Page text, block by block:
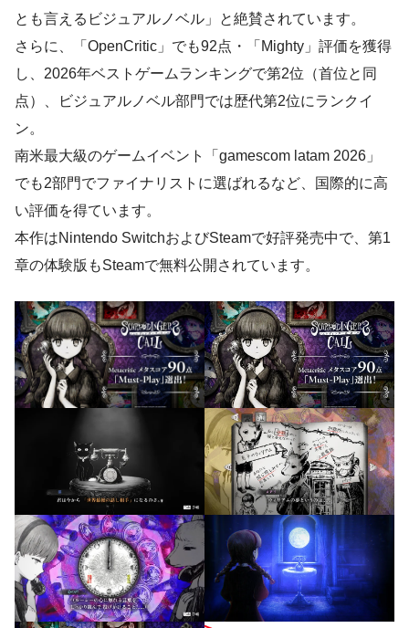
とも言えるビジュアルノベル」と絶賛されています。
さらに、「OpenCritic」でも92点・「Mighty」評価を獲得
し、2026年ベストゲームランキングで第2位（首位と同
点）、ビジュアルノベル部門では歴代第2位にランクイ
ン。
南米最大級のゲームイベント「gamescom latam 2026」
でも2部門でファイナリストに選ばれるなど、国際的に高
い評価を得ています。
本作はNintendo SwitchおよびSteamで好評発売中で、第1
章の体験版もSteamで無料公開されています。